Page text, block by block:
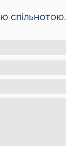
спільнотою.